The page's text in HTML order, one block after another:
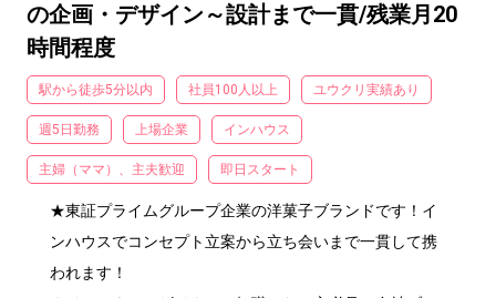
の企画・デザイン～設計まで一貫/残業月20
時間程度
駅から徒歩5分以内 社員100人以上 ユウクリ実績あり
週5日勤務 上場企業 インハウス
主婦（ママ）、主夫歓迎 即日スタート
★東証プライムグループ企業の洋菓子ブランドです！イ
ンハウスでコンセプト立案から立ち会いまで一貫して携
われます！